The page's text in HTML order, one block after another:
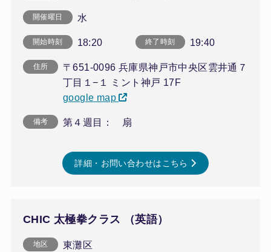
開催曜日 水
開始時刻 18:20 終了時刻 19:40
住所
〒651-0096 兵庫県神戸市中央区雲井通７
丁目１−１ ミント神戸 17F
google map
備考 第４週目： 扇
詳細・お問い合わせはこちら
CHIC 太極拳クラス （英語）
地区 東灘区